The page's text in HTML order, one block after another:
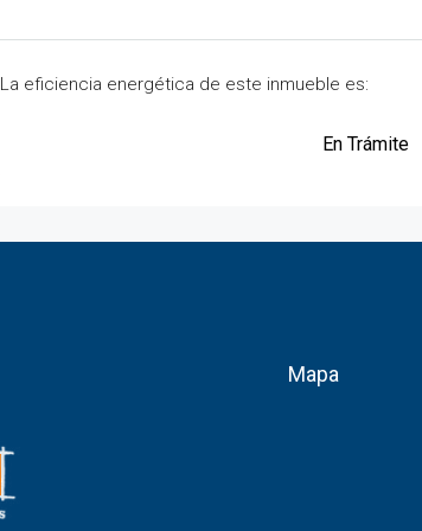
La eficiencia energética de este inmueble es:
En Trámite
Mapa